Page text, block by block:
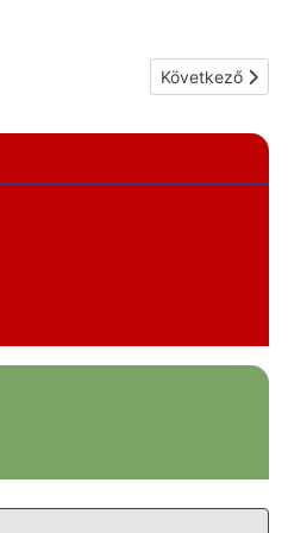
Következő
Következő